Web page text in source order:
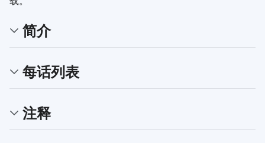
简介
每话列表
注释